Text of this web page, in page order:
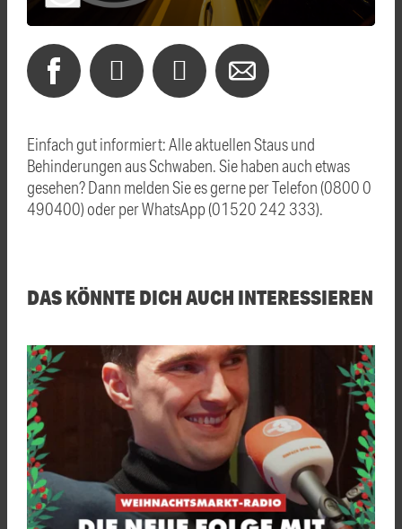
Einfach gut informiert: Alle aktuellen Staus und
Behinderungen aus Schwaben. Sie haben auch etwas
gesehen? Dann melden Sie es gerne per Telefon (0800 0
490400) oder per WhatsApp (01520 242 333).
DAS KÖNNTE DICH AUCH INTERESSIEREN